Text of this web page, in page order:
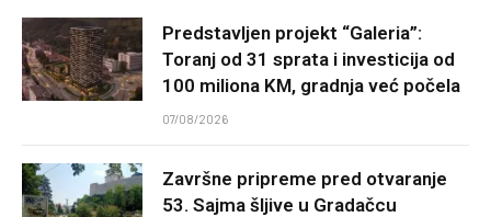
Predstavljen projekt “Galeria”:
Toranj od 31 sprata i investicija od
100 miliona KM, gradnja već počela
07/08/2026
Završne pripreme pred otvaranje
53. Sajma šljive u Gradačcu